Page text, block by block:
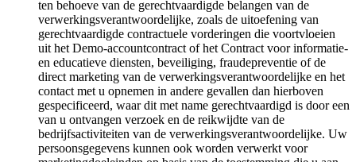
ten behoeve van de gerechtvaardigde belangen van de
verwerkingsverantwoordelijke, zoals de uitoefening van
gerechtvaardigde contractuele vorderingen die voortvloeien
uit het Demo-accountcontract of het Contract voor informatie-
en educatieve diensten, beveiliging, fraudepreventie of de
direct marketing van de verwerkingsverantwoordelijke en het
contact met u opnemen in andere gevallen dan hierboven
gespecificeerd, waar dit met name gerechtvaardigd is door een
van u ontvangen verzoek en de reikwijdte van de
bedrijfsactiviteiten van de verwerkingsverantwoordelijke. Uw
persoonsgegevens kunnen ook worden verwerkt voor